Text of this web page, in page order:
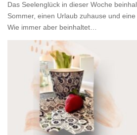
Das Seelenglück in dieser Woche
Sommer, einen Urlaub zuhause und eine
Wie immer aber beinhaltet…